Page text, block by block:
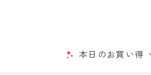
本日のお買い得